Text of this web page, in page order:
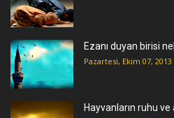
Ezanı duyan birisi
Pazartesi, Ekim 07, 2013
Hayvanların ruhu ve